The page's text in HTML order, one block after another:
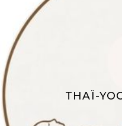
THAÏ-